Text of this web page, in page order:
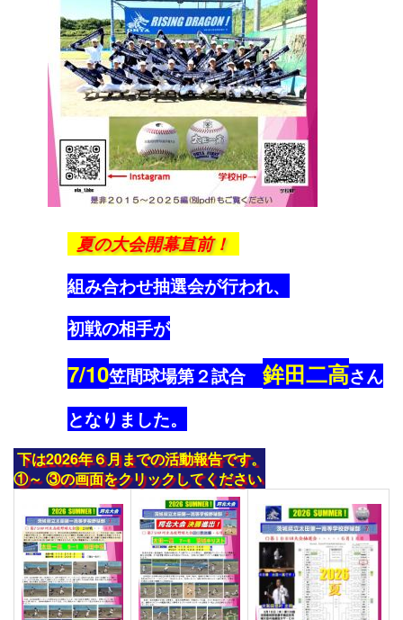
夏の大会開幕直前！
組み合わせ抽選会が行われ、
初戦の相手が
7/10笠間球場第２試合 鉾田二高さん
となりました。
下は2026年６月までの活動報告です。
①～ ③の画面をクリックしてください